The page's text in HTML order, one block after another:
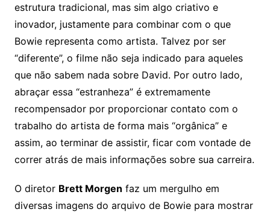
estrutura tradicional, mas sim algo criativo e
inovador, justamente para combinar com o que
Bowie representa como artista. Talvez por ser
“diferente”, o filme não seja indicado para aqueles
que não sabem nada sobre David. Por outro lado,
abraçar essa “estranheza” é extremamente
recompensador por proporcionar contato com o
trabalho do artista de forma mais “orgânica” e
assim, ao terminar de assistir, ficar com vontade de
correr atrás de mais informações sobre sua carreira.
O diretor Brett Morgen faz um mergulho em
diversas imagens do arquivo de Bowie para mostrar